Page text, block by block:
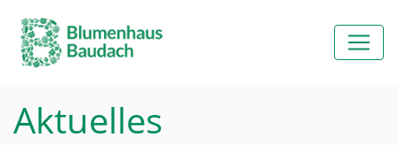
Aktuelles